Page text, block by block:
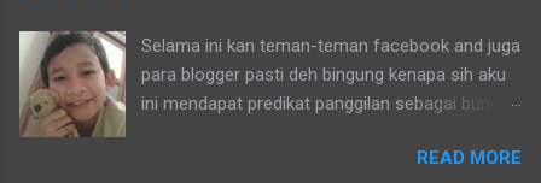
Selama ini kan teman-teman facebook and juga
para blogger pasti deh bingung kenapa sih aku
ini mendapat predikat panggilan sebagai bunda.
baku bunda kan artinya ibu. Lho? Koq? Aku
READ MORE